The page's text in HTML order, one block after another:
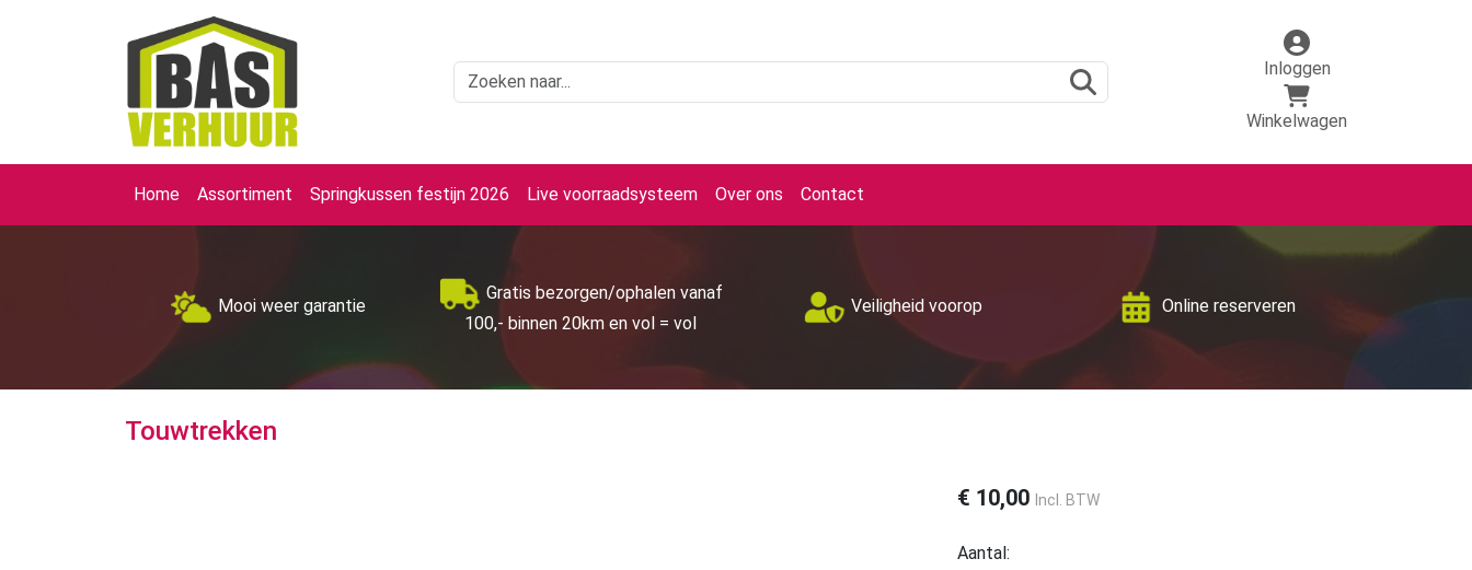
Inloggen
Winkelwagen
Home Assortiment Springkussen festijn 2026 Live voorraadsysteem Over ons Contact
Mooi weer garantie
Gratis bezorgen/ophalen vanaf
100,- binnen 20km en vol = vol
Veiligheid voorop Online reserveren
Touwtrekken
€ 10,00 Incl. BTW
Aantal: